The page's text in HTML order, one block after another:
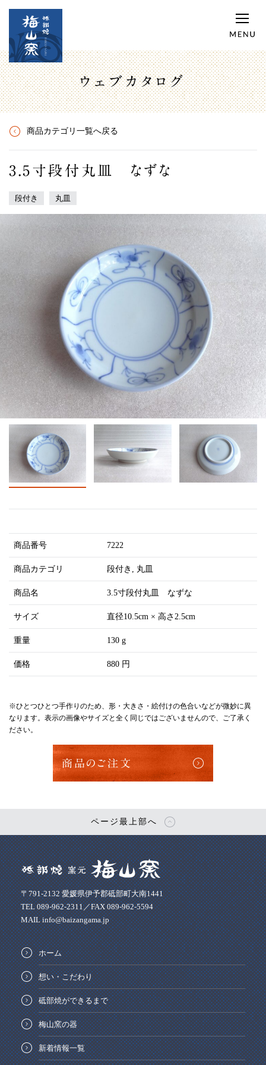
ウェブカタログ
商品カテゴリ一覧へ戻る
3.5寸段付丸皿 なずな
段付き 丸皿
商品番号 7222
商品カテゴリ 段付き 丸皿
商品名 3.5寸段付丸皿 なずな
サイズ 直径10.5cm × 高さ2.5cm
重量 130 g
価格 880 円
※ひとつひとつ手作りのため、形・大きさ・絵付けの色合いなどが微妙に異
なります。表示の画像やサイズと全く同じではございませんので、ご了承く
ださい。
商品のご注文
ページ最上部へ
〒791-2132 愛媛県伊予郡砥部町大南1441
TEL 089-962-2311／FAX 089-962-5594
MAIL info@baizangama.jp
ホーム
想い・こだわり
砥部焼ができるまで
梅山窯の器
新着情報一覧